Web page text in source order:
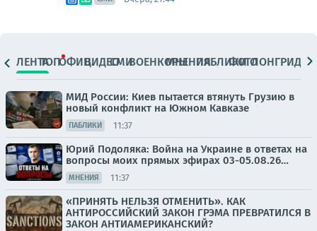
ЛЕНТАТОПОФИЦ.ВИДЕОСМИВОЕНКОРЫМНЕНИЯПАБЛИКИ
ФОТОЛОНГРИДЫ
МИД России: Киев пытается втянуть Грузию в
новый конфликт на Южном Кавказе
ПАБЛИКИ 11:37
Юрий Подоляка: Война на Украине в ответах на
вопросы моих прямых эфирах 03-05.08.26…
МНЕНИЯ 11:37
«ПРИНЯТЬ НЕЛЬЗЯ ОТМЕНИТЬ». КАК
АНТИРОССИЙСКИЙ ЗАКОН ГРЭМА ПРЕВРАТИЛСЯ В
ЗАКОН АНТИАМЕРИКАНСКИЙ?